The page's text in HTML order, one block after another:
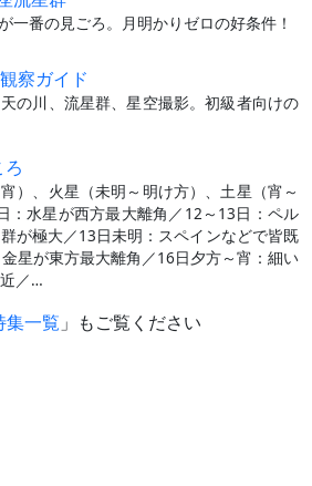
一番の見ごろ。月明かりゼロの好条件！
察ガイド
の川、流星群、星空撮影。初級者向けの
）、火星（未明～明け方）、土星（宵～
：水星が西方最大離角／12～13日：ペル
が極大／13日未明：スペインなどで皆既
星が東方最大離角／16日夕方～宵：細い
／…
集一覧 」もご覧ください